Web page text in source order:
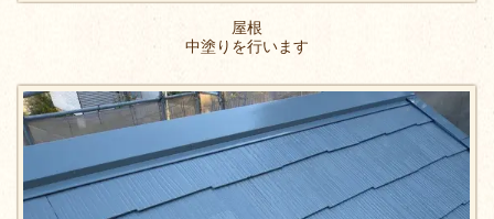
屋根
中塗りを行います